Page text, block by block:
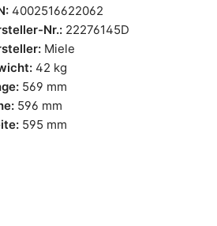
4002516622062
Nr.: 22276145D
Miele
42 kg
569 mm
596 mm
595 mm